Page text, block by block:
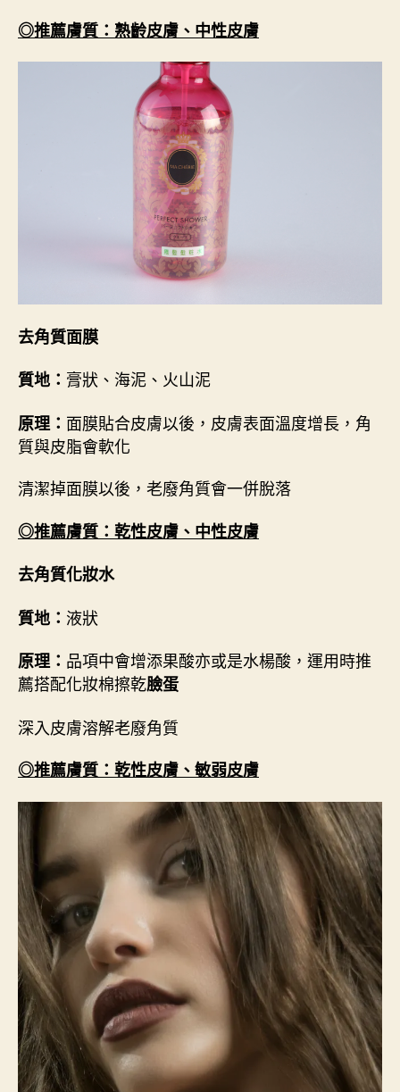
◎推薦膚質：熟齡皮膚、中性皮膚
去角質面膜
質地： 膏狀、海泥、火山泥
原理： 面膜貼合皮膚以後，皮膚表面溫度增長，角
質與皮脂會軟化
清潔掉面膜以後，老廢角質會一併脫落
◎推薦膚質：乾性皮膚、中性皮膚
去角質化妝水
質地： 液狀
原理： 品項中會增添果酸亦或是水楊酸，運用時推
薦搭配化妝棉擦乾臉蛋
深入皮膚溶解老廢角質
◎推薦膚質：乾性皮膚、敏弱皮膚